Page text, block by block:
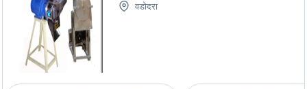
वडोदरा